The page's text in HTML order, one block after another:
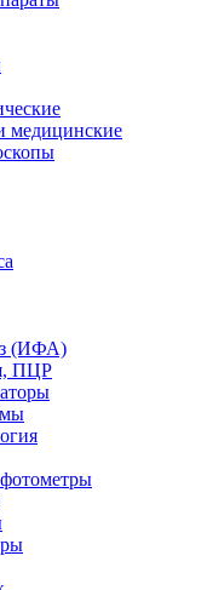
медицинские
(ИФА)
ПЦР